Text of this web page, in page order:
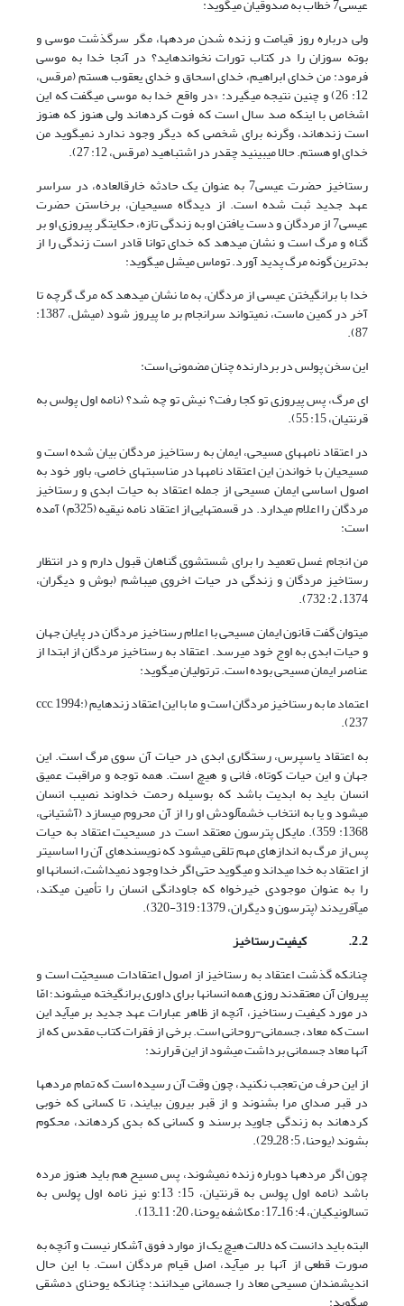
عیسی7 خطاب به صدوقیان می‏گوید:
ولی درباره روز قیامت و زنده شدن مرده‏ها، مگر سرگذشت موسی و
بوته سوزان را در کتاب تورات نخوانده‏اید؟ در آنجا خدا به موسی
فرمود: من خدای ابراهیم، خدای اسحاق و خدای یعقوب هستم (مرقس،
12: 26) و چنین نتیجه می‏گیرد: «در واقع خدا به موسی می‏گفت که این
اشخاص با اینکه صد سال است که فوت کرده‏اند ولی هنوز که هنوز
است زنده‏اند، وگرنه برای شخصی که دیگر وجود ندارد نمی‏گوید من
خدای او هستم. حالا می‏بینید چقدر در اشتباهید (مرقس، 12: 27).
رستاخیز حضرت عیسی7 به عنوان یک حادثه خارق‏العاده، در سراسر
عهد جدید ثبت شده است. از دیدگاه مسیحیان، برخاستن حضرت
عیسی7 از مردگان و دست یافتن او به زندگی تازه، حکایت‏گر پیروزی او بر
گناه و مرگ است و نشان می‏دهد که خدای توانا قادر است زندگی را از
بدترین گونه مرگ پدید آورد. توماس میشل می‏گوید:
خدا با برانگیختن عیسی از مردگان، به ما نشان می‏دهد که مرگ گرچه تا
آخر در کمین ماست، نمی‏تواند سرانجام بر ما پیروز شود (میشل، 1387:
87).
این سخن پولس در بردارنده چنان مضمونی است:
ای مرگ، پس پیروزی تو کجا رفت؟ نیش تو چه شد؟ (نامه اول پولس به
قرنتیان، 15: 55).
در اعتقاد نامه‏های مسیحی، ایمان به رستاخیز مردگان بیان شده است و
مسیحیان با خواندن این اعتقاد نامه‏ها در مناسبت‏های خاصی، باور خود به
اصول اساسی ایمان مسیحی از جمله اعتقاد به حیات ابدی و رستاخیز
مردگان را اعلام می‏دارد. در قسمت‏هایی از اعتقاد نامه نیقیه (325م) آمده
است:
من انجام غسل تعمید را برای شستشوی گناهان قبول دارم و در انتظار
رستاخیز مردگان و زندگی در حیات اخروی می‏باشم (بوش و دیگران،
1374، 2: 732).
می‏توان گفت قانون ایمان مسیحی با اعلام رستاخیز مردگان در پایان جهان
و حیات ابدی به اوج خود می‏رسد. اعتقاد به رستاخیز مردگان از ابتدا از
عناصر ایمان مسیحی بوده است. ترتولیان می‏گوید:
اعتماد ما به رستاخیز مردگان است و ما با این اعتقاد زنده‏ایم (ccc, 1994:
237).
به اعتقاد یاسپرس، رستگاری ابدی در حیات آن سوی مرگ است. این
جهان و این حیات کوتاه، فانی و هیچ است. همه توجه و مراقبت عمیق
انسان باید به ابدیت باشد که بوسیله رحمت خداوند نصیب انسان
می‏شود و یا به انتخاب خشم‏آلودش او را از آن محروم می‏سازد (آشتیانی،
1368: 359). مایکل پترسون معتقد است در مسیحیت اعتقاد به حیات
پس از مرگ به اندازه‏ای مهم تلقی می‏شود که نویسنده‏ای آن را اساسی‏تر
از اعتقاد به خدا می‏داند و می‏گوید حتی اگر خدا وجود نمی‏داشت، انسان‏ها او
را به عنوان موجودی خیرخواه که جاودانگی انسان را تأمین می‏کند،
می‏آفریدند (پترسون و دیگران، 1379: 319-320).
2.2.
کیفیت رستاخیز
چنانکه گذشت اعتقاد به رستاخیز از اصول اعتقادات مسیحیّت است و
پیروان آن معتقدند روزی همه انسان‏ها برای داوری برانگیخته می‏شوند؛ امّا
در مورد کیفیت رستاخیز، آنچه از ظاهر عبارات عهد جدید بر می‏آید این
است که معاد، جسمانی-روحانی است. برخی از فقرات کتاب مقدس که از
آنها معاد جسمانی برداشت می‏شود از این قرارند:
از این حرف من تعجب نکنید، چون وقت آن رسیده است که تمام مرده‏ها
در قبر صدای مرا بشنوند و از قبر بیرون بیایند، تا کسانی که خوبی
کرده‏اند به زندگی جاوید برسند و کسانی که بدی کرده‏اند، محکوم
بشوند (یوحنا، 5: 28ـ29).
چون اگر مرده‏ها دوباره زنده نمی‏شوند، پس مسیح هم باید هنوز مرده
باشد (نامه اول پولس به قرنتیان، 15: 13؛و نیز نامه اول پولس به
تسالونیکیان، 4: 16ـ17؛ مکاشفه یوحنا، 20: 11ـ13).
البته باید دانست که دلالت هیچ یک از موارد فوق آشکار نیست و آنچه به
صورت قطعی از آنها بر می‏آید، اصل قیام مردگان است. با این حال
اندیشمندان مسیحی معاد را جسمانی می‏دانند؛ چنانکه یوحنای دمشقی